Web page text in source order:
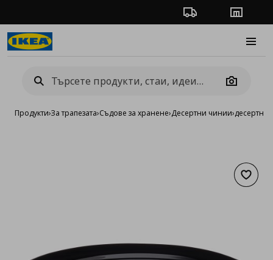
Проследяване на
Camera
Продукти›За трапезата›Съдове за хранене›Десертни чинии›десертна